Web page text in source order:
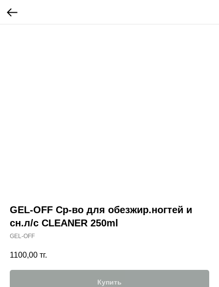
GEL-OFF Ср-во для обезжир.ногтей и
сн.л/с CLEANER 250ml
GEL-OFF
1100,00 тг.
Купить